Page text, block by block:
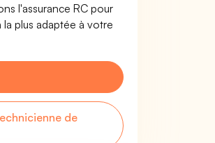
l'assurance RC pour
plus adaptée à votre
de